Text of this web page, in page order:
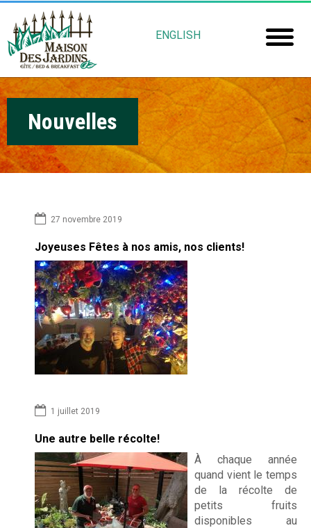
Aller
contenu
principal
M
a
i
s
n
D
ENGLISH
Nouvelles
27 novembre 2019
Joyeuses Fêtes à nos amis, nos clients!
1 juillet 2019
Une autre belle récolte!
À chaque année
quand vient le temps
de la récolte de
petits fruits
disponibles au